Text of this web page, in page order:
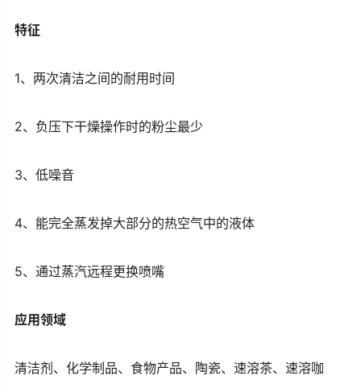
特征
1、两次清洁之间的耐用时间
2、负压下干燥操作时的粉尘最少
3、低噪音
4、能完全蒸发掉大部分的热空气中的液体
5、通过蒸汽远程更换喷嘴
应用领域
清洁剂、化学制品、食物产品、陶瓷、速溶茶、速溶咖